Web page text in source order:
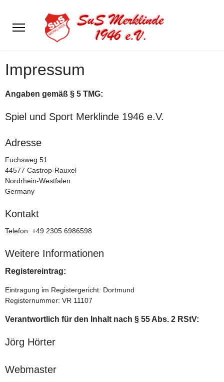
Impressum
Angaben gemäß § 5 TMG:
Spiel und Sport Merklinde 1946 e.V.
Adresse
Fuchsweg 51
44577 Castrop-Rauxel
Nordrhein-Westfalen
Germany
Kontakt
Telefon: +49 2305 6986598
Weitere Informationen
Registereintrag:
Eintragung im Registergericht: Dortmund
Registernummer: VR 11107
Verantwortlich für den Inhalt nach § 55 Abs. 2 RStV:
Jörg Hörter
Webmaster